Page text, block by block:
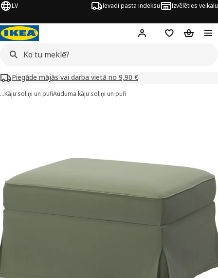
LV Ievadi pasta indeksu Izvēlēties veikalu
Hej! Pierakstīties
PirkumuPirkumu
Piegāde mājās vai darba vietā no 9,90 €
…Kāju soliņi un pufiAuduma kāju soliņi un pufi